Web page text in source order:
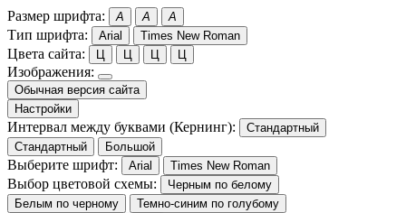
Размер шрифта: A A A
Тип шрифта: Arial Times New Roman
Цвета сайта: Ц Ц Ц Ц
Изображения:
Обычная версия сайта
Настройки
Интервал между буквами (Кернинг):
Стандартный
Стандартный
Большой
Выберите шрифт: Arial Times New Roman
Выбор цветовой схемы:
Черным по белому
Белым по черному
Темно-синим по голубому